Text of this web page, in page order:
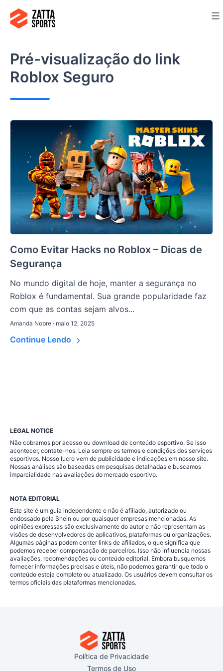
para
conteúdo
Pré-visualização do link
Roblox Seguro
Como Evitar Hacks no Roblox – Dicas de
Segurança
No mundo digital de hoje, manter a segurança no
Roblox é fundamental. Sua grande popularidade faz
com que as contas sejam alvos...
Amanda Nobre · maio 12, 2025
Continue Lendo
LEGAL NOTICE
Não cobramos por acesso ou download de conteúdo esportivo. Se isso
acontecer, contate-nos. Leia sempre os termos e condições dos serviços
esportivos. Nosso lucro vem de publicidade e indicações em nosso site.
Nossas análises são baseadas em pesquisas detalhadas e buscamos
imparcialidade nas avaliações do mercado esportivo.
NOTA EDITORIAL
Este site é um guia independente e não é afiliado, autorizado ou
endossado pela Shein ou por quaisquer empresas mencionadas. As
opiniões expressas são exclusivamente do autor e não representam as
visões de desenvolvedores de aplicativos, plataformas ou organizações.
Algumas páginas podem conter links de afiliados, o que significa que
podemos receber compensação de parceiros. Isso não influencia nossas
avaliações, recomendações ou conteúdo editorial. Embora busquemos
fornecer informações precisas e úteis, não podemos garantir que todo o
conteúdo esteja completo ou atualizado. Os usuários devem consultar os
termos oficiais das plataformas mencionadas.
Política de Privacidade
Termos de Uso